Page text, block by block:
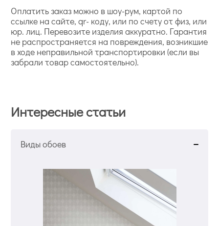
Оплатить заказ можно в шоу-рум, картой по
ссылке на сайте, qr- коду, или по счету от физ, или
юр. лиц. Перевозите изделия аккуратно. Гарантия
не распространяется на повреждения, возникшие
в ходе неправильной транспортировки (если вы
забрали товар самостоятельно).
Интересные статьи
Виды обоев